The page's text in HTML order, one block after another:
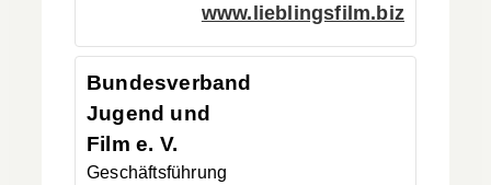
www.lieblingsfilm.biz
Bundesverband
Jugend und
Film e. V.
Geschäftsführung